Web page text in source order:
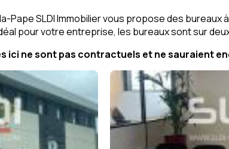
Pape SLDI Immobilier vous propose des
pour votre entreprise, les bureaux sont sur
ici ne sont pas contractuels et ne sauraient